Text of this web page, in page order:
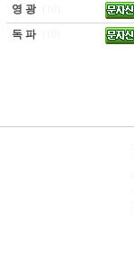
영 광
독 파